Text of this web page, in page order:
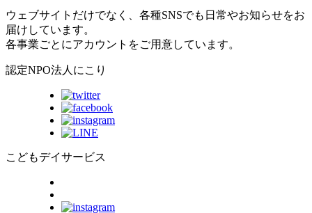
ウェブサイトだけでなく、各種SNSでも日常やお知らせをお
届けしています。
各事業ごとにアカウントをご用意しています。
認定NPO法人にこり
こどもデイサービス